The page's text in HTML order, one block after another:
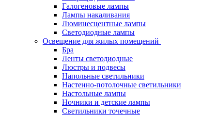
Галогеновые лампы
Лампы накаливания
Люминесцентные лампы
Светодиодные лампы
Освещение для жилых помещений
Бра
Ленты светодиодные
Люстры и подвесы
Напольные светильники
Настенно-потолочные светильники
Настольные лампы
Ночники и детские лампы
Светильники точечные